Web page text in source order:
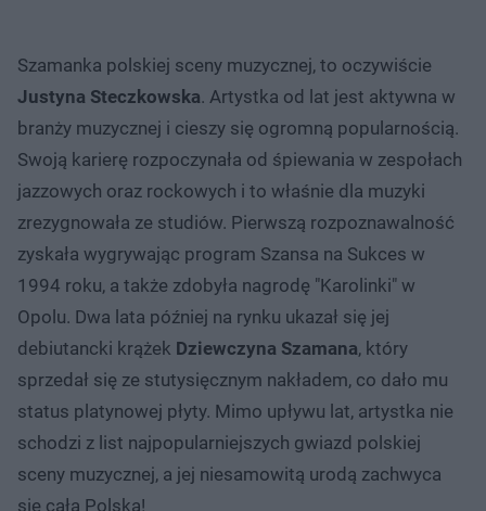
Szamanka polskiej sceny muzycznej, to oczywiście
Justyna Steczkowska. Artystka od lat jest aktywna w
branży muzycznej i cieszy się ogromną popularnością.
Swoją karierę rozpoczynała od śpiewania w zespołach
jazzowych oraz rockowych i to właśnie dla muzyki
zrezygnowała ze studiów. Pierwszą rozpoznawalność
zyskała wygrywając program Szansa na Sukces w
1994 roku, a także zdobyła nagrodę "Karolinki" w
Opolu. Dwa lata później na rynku ukazał się jej
debiutancki krążek Dziewczyna Szamana, który
sprzedał się ze stutysięcznym nakładem, co dało mu
status platynowej płyty. Mimo upływu lat, artystka nie
schodzi z list najpopularniejszych gwiazd polskiej
sceny muzycznej, a jej niesamowitą urodą zachwyca
się cała Polska!